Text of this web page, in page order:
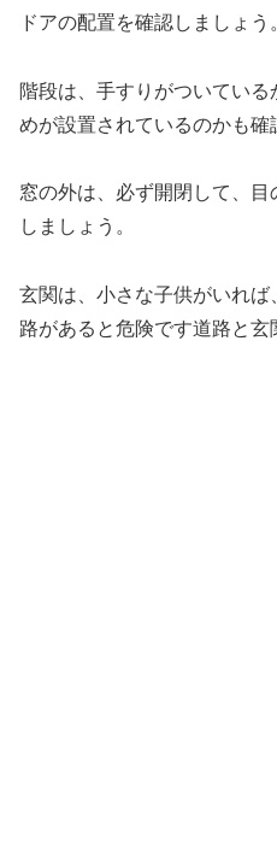
ドアの配置を確認しましょう
階段は、手すりがついてい
めが設置されているのかも確
窓の外は、必ず開閉して、
しましょう。
玄関は、小さな子供がいれ
路があると危険です道路と玄